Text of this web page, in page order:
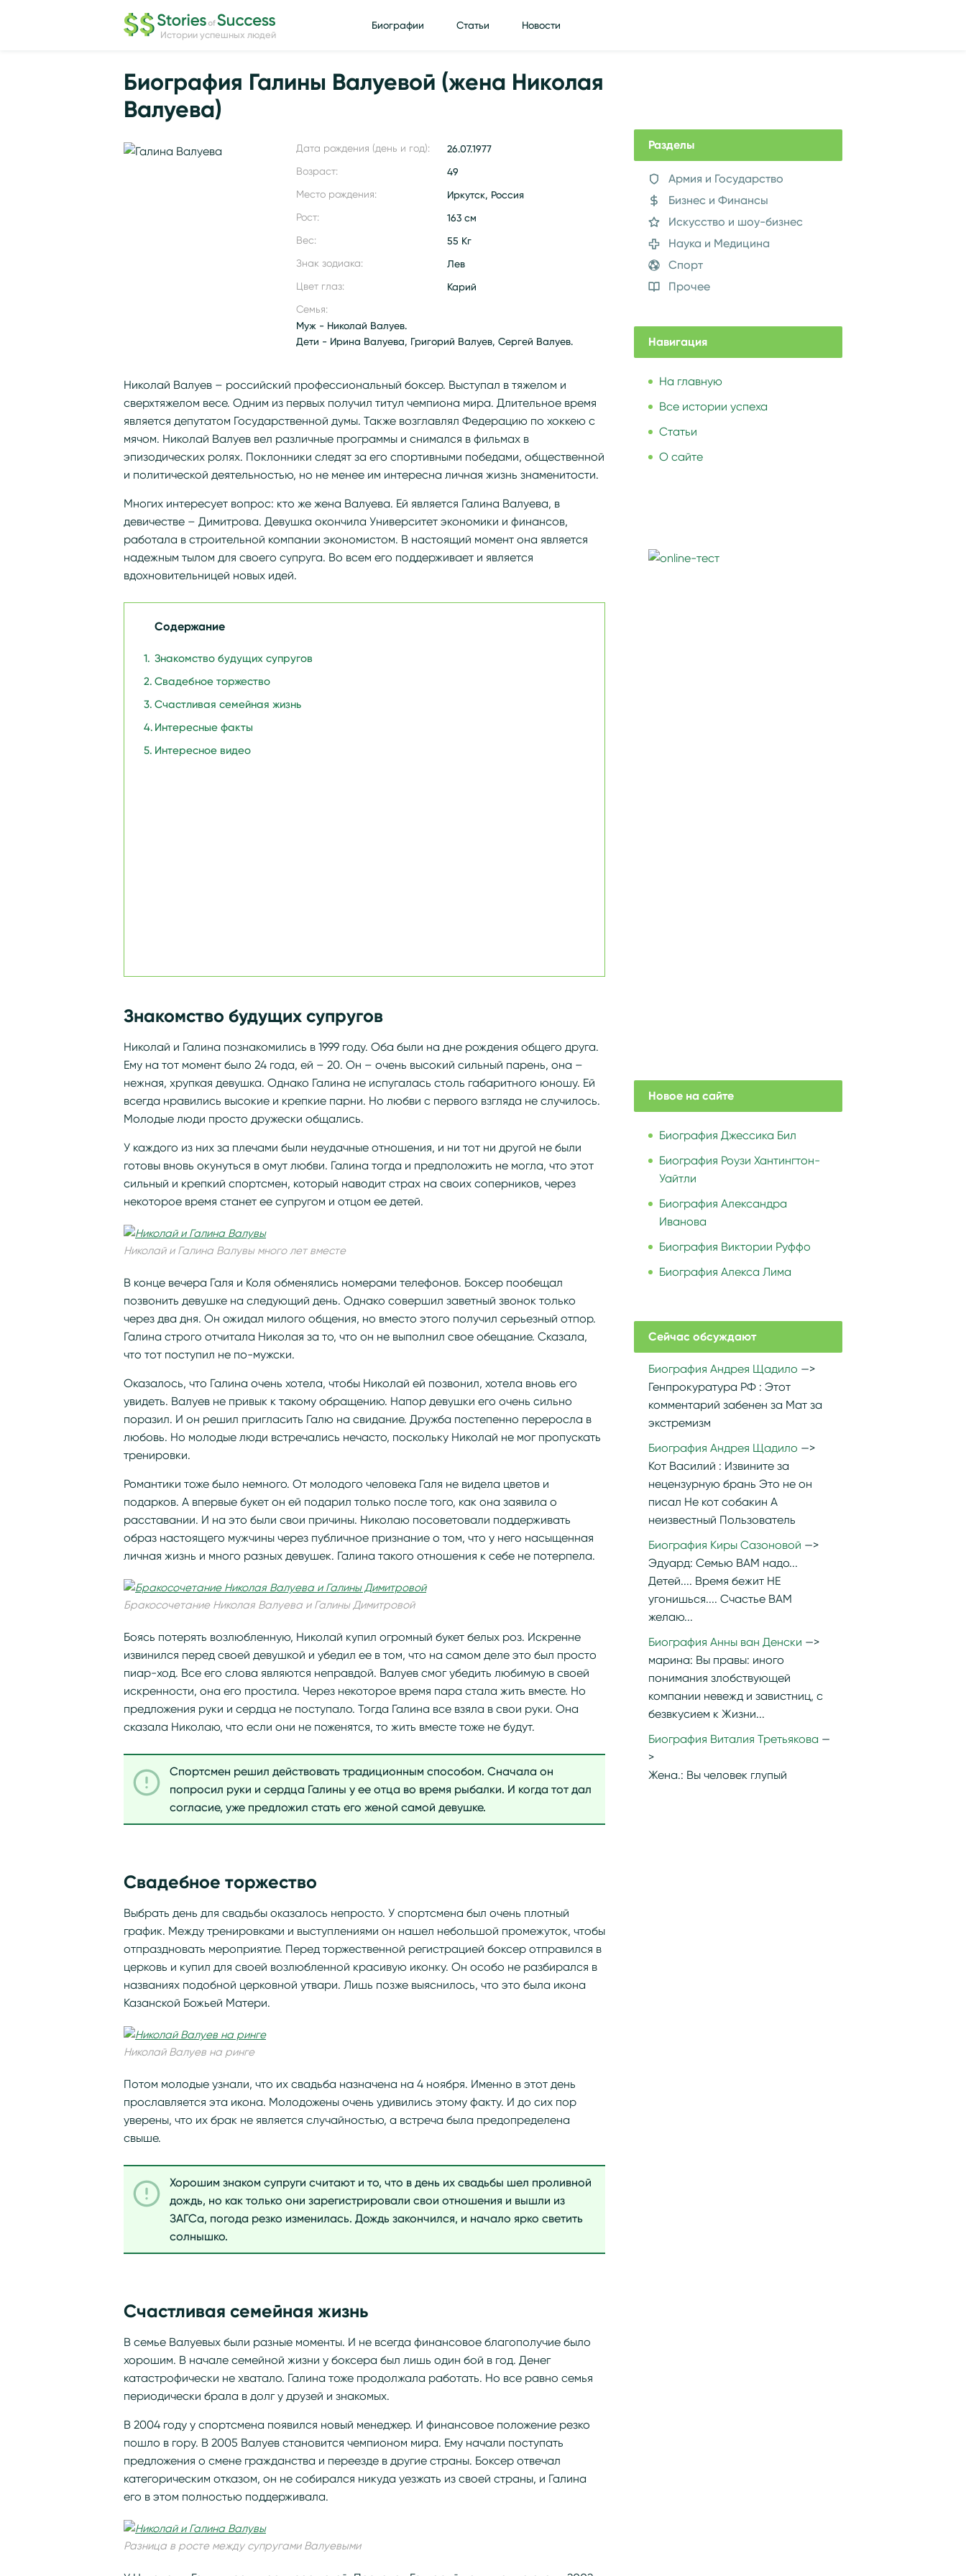
Истории успешных людей
Биографии Статьи Новости
Биография Галины Валуевой (жена Николая
Валуева)
Дата рождения (день и год): 26.07.1977
Возраст: 49
Место рождения: Иркутск, Россия
Рост: 163 см
Вес: 55 Кг
Знак зодиака: Лев
Цвет глаз: Карий
Семья:
Муж - Николай Валуев.
Дети - Ирина Валуева, Григорий Валуев, Сергей Валуев.
Николай Валуев – российский профессиональный боксер. Выступал в тяжелом и
сверхтяжелом весе. Одним из первых получил титул чемпиона мира. Длительное время
является депутатом Государственной думы. Также возглавлял Федерацию по хоккею с
мячом. Николай Валуев вел различные программы и снимался в фильмах в
эпизодических ролях. Поклонники следят за его спортивными победами, общественной
и политической деятельностью, но не менее им интересна личная жизнь знаменитости.
Многих интересует вопрос: кто же жена Валуева. Ей является Галина Валуева, в
девичестве – Димитрова. Девушка окончила Университет экономики и финансов,
работала в строительной компании экономистом. В настоящий момент она является
надежным тылом для своего супруга. Во всем его поддерживает и является
вдохновительницей новых идей.
Содержание
Знакомство будущих супругов
Свадебное торжество
Счастливая семейная жизнь
Интересные факты
Интересное видео
Знакомство будущих супругов
Николай и Галина познакомились в 1999 году. Оба были на дне рождения общего друга.
Ему на тот момент было 24 года, ей – 20. Он – очень высокий сильный парень, она –
нежная, хрупкая девушка. Однако Галина не испугалась столь габаритного юношу. Ей
всегда нравились высокие и крепкие парни. Но любви с первого взгляда не случилось.
Молодые люди просто дружески общались.
У каждого из них за плечами были неудачные отношения, и ни тот ни другой не были
готовы вновь окунуться в омут любви. Галина тогда и предположить не могла, что этот
сильный и крепкий спортсмен, который наводит страх на своих соперников, через
некоторое время станет ее супругом и отцом ее детей.
Николай и Галина Валувы много лет вместе
В конце вечера Галя и Коля обменялись номерами телефонов. Боксер пообещал
позвонить девушке на следующий день. Однако совершил заветный звонок только
через два дня. Он ожидал милого общения, но вместо этого получил серьезный отпор.
Галина строго отчитала Николая за то, что он не выполнил свое обещание. Сказала,
что тот поступил не по-мужски.
Оказалось, что Галина очень хотела, чтобы Николай ей позвонил, хотела вновь его
увидеть. Валуев не привык к такому обращению. Напор девушки его очень сильно
поразил. И он решил пригласить Галю на свидание. Дружба постепенно переросла в
любовь. Но молодые люди встречались нечасто, поскольку Николай не мог пропускать
тренировки.
Романтики тоже было немного. От молодого человека Галя не видела цветов и
подарков. А впервые букет он ей подарил только после того, как она заявила о
расставании. И на это были свои причины. Николаю посоветовали поддерживать
образ настоящего мужчины через публичное признание о том, что у него насыщенная
личная жизнь и много разных девушек. Галина такого отношения к себе не потерпела.
Бракосочетание Николая Валуева и Галины Димитровой
Боясь потерять возлюбленную, Николай купил огромный букет белых роз. Искренне
извинился перед своей девушкой и убедил ее в том, что на самом деле это был просто
пиар-ход. Все его слова являются неправдой. Валуев смог убедить любимую в своей
искренности, она его простила. Через некоторое время пара стала жить вместе. Но
предложения руки и сердца не поступало. Тогда Галина все взяла в свои руки. Она
сказала Николаю, что если они не поженятся, то жить вместе тоже не будут.
Спортсмен решил действовать традиционным способом. Сначала он
попросил руки и сердца Галины у ее отца во время рыбалки. И когда тот дал
согласие, уже предложил стать его женой самой девушке.
Свадебное торжество
Выбрать день для свадьбы оказалось непросто. У спортсмена был очень плотный
график. Между тренировками и выступлениями он нашел небольшой промежуток, чтобы
отпраздновать мероприятие. Перед торжественной регистрацией боксер отправился в
церковь и купил для своей возлюбленной красивую иконку. Он особо не разбирался в
названиях подобной церковной утвари. Лишь позже выяснилось, что это была икона
Казанской Божьей Матери.
Николай Валуев на ринге
Потом молодые узнали, что их свадьба назначена на 4 ноября. Именно в этот день
прославляется эта икона. Молодожены очень удивились этому факту. И до сих пор
уверены, что их брак не является случайностью, а встреча была предопределена
свыше.
Хорошим знаком супруги считают и то, что в день их свадьбы шел проливной
дождь, но как только они зарегистрировали свои отношения и вышли из
ЗАГСа, погода резко изменилась. Дождь закончился, и начало ярко светить
солнышко.
Счастливая семейная жизнь
В семье Валуевых были разные моменты. И не всегда финансовое благополучие было
хорошим. В начале семейной жизни у боксера был лишь один бой в год. Денег
катастрофически не хватало. Галина тоже продолжала работать. Но все равно семья
периодически брала в долг у друзей и знакомых.
В 2004 году у спортсмена появился новый менеджер. И финансовое положение резко
пошло в гору. В 2005 Валуев становится чемпионом мира. Ему начали поступать
предложения о смене гражданства и переезде в другие страны. Боксер отвечал
категорическим отказом, он не собирался никуда уезжать из своей страны, и Галина
его в этом полностью поддерживала.
Разница в росте между супругами Валуевыми
Разделы
Армия и Государство
Бизнес и Финансы
Искусство и шоу-бизнес
Наука и Медицина
Спорт
Прочее
Навигация
На главную
Все истории успеха
Статьи
О сайте
Новое на сайте
Биография Джессика Бил
Биография Роузи Хантингтон-
Уайтли
Биография Александра
Иванова
Биография Виктории Руффо
Биография Алекса Лима
Сейчас обсуждают
Биография Андрея Щадило
Генпрокуратура РФ : Этот
комментарий забенен за Мат за
экстремизм
Биография Андрея Щадило
Кот Василий : Извините за
нецензурную брань Это не он
писал Не кот собакин А
неизвестный Пользователь
Биография Киры Сазоновой
Эдуард: Семью ВАМ надо...
Детей.... Время бежит НЕ
угонишься.... Счастье ВАМ
желаю...
Биография Анны ван Денски
марина: Вы правы: иного
понимания злобствующей
компании невежд и завистниц, с
безвкусием к Жизни...
Биография Виталия Третьякова
Жена.: Вы человек глупый